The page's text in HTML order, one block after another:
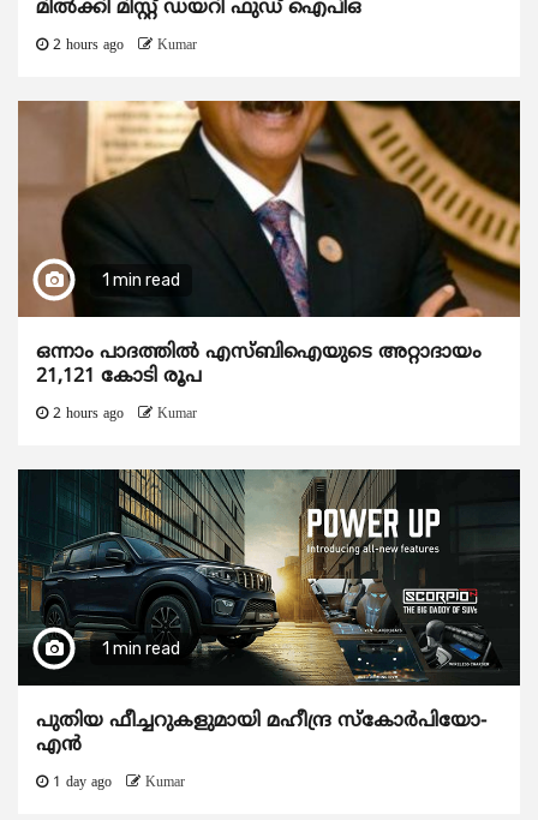
മിൽക്കി മിസ്റ്റ് ഡയറി ഫുഡ് ഐപിഒ
2 hours ago Kumar
1 min read
ഒന്നാം പാദത്തിൽ എസ്ബിഐയുടെ അറ്റാദായം
21,121 കോടി രൂപ
2 hours ago Kumar
1 min read
പുതിയ ഫീച്ചറുകളുമായി മഹീന്ദ്ര സ്കോർപിയോ-
എൻ
1 day ago Kumar